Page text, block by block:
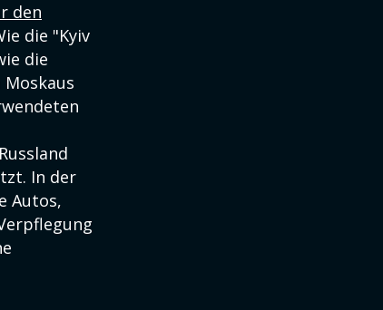
den
die "Kyiv
die
In der
Autos,